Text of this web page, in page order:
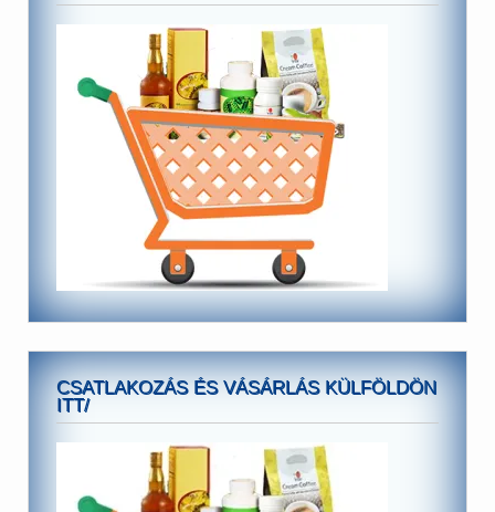
CSATLAKOZÁS ÉS VÁSÁRLÁS KÜLFÖLDÖN
ITT/